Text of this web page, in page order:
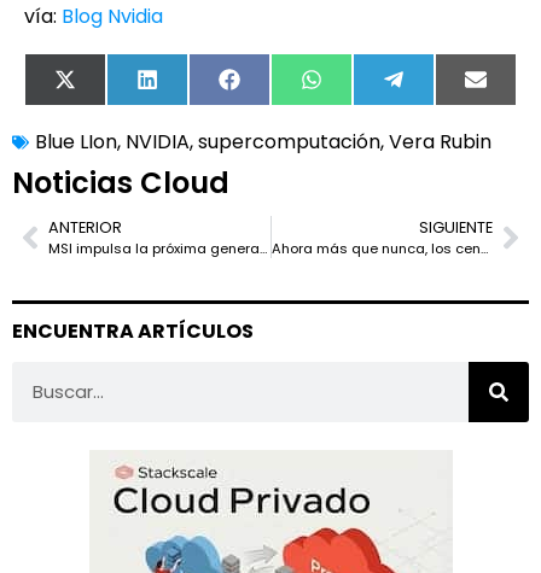
vía: Blog Nvidia
X
(Twitter)
LinkedIn FacebookWhatsApp TelegramEmail
Blue LIon, NVIDIA,supercomputación,Vera Rubin
Noticias Cloud
ANTERIOR
MSI impulsa la próxima generación de servidores AI para empresas en ISC 2025
SIGUIENTE
Ahora más que nunca, los centros de datos deben ser prioridad en la estrategia de seguridad nacional
ENCUENTRA ARTÍCULOS